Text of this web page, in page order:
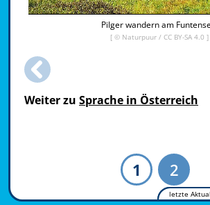
Pilger wandern am
[ © Naturpuur / CC BY-SA 4.0 ]
Weiter zu Sprache in Österreich
1 2
letzte